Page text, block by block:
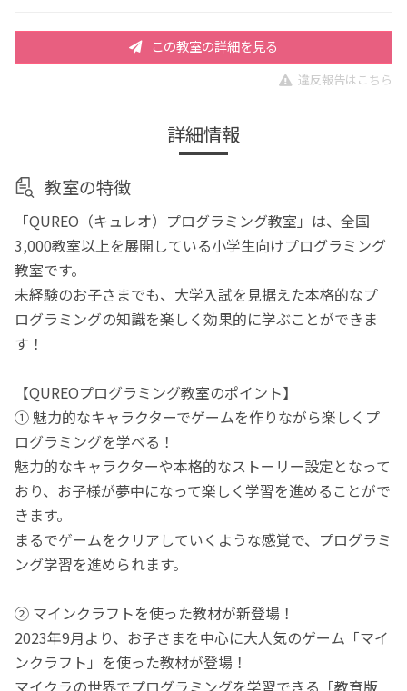
この教室の詳細を見る
違反報告はこちら
詳細情報
教室の特徴
「QUREO（キュレオ）プログラミング教室」は、全国
3,000教室以上を展開している小学生向けプログラミング
教室です。
未経験のお子さまでも、大学入試を見据えた本格的なプ
ログラミングの知識を楽しく効果的に学ぶことができま
す！
【QUREOプログラミング教室のポイント】
① 魅力的なキャラクターでゲームを作りながら楽しくプ
ログラミングを学べる！
魅力的なキャラクターや本格的なストーリー設定となって
おり、お子様が夢中になって楽しく学習を進めることがで
きます。
まるでゲームをクリアしていくような感覚で、プログラミ
ング学習を進められます。
② マインクラフトを使った教材が新登場！
2023年9月より、お子さまを中心に大人気のゲーム「マイ
ンクラフト」を使った教材が登場！
マイクラの世界でプログラミングを学習できる「教育版